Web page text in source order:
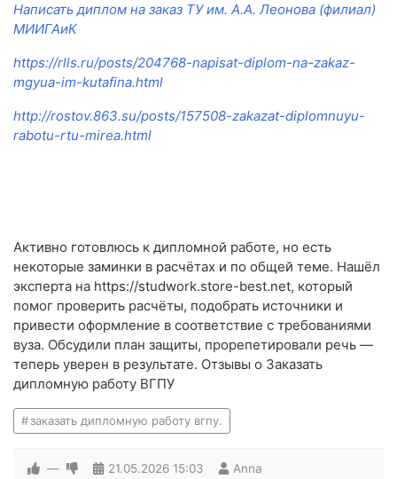
Написать диплом на заказ ТУ им. А.А. Леонова (филиал)
МИИГАиК
https://rlls.ru/posts/204768-napisat-diplom-na-zakaz-
mgyua-im-kutafina.html
http://rostov.863.su/posts/157508-zakazat-diplomnuyu-
rabotu-rtu-mirea.html
Активно готовлюсь к дипломной работе, но есть
некоторые заминки в расчётах и по общей теме. Нашёл
эксперта на https://studwork.store-best.net, который
помог проверить расчёты, подобрать источники и
привести оформление в соответствие с требованиями
вуза. Обсудили план защиты, прорепетировали речь —
теперь уверен в результате. Отзывы о Заказать
дипломную работу ВГПУ
заказать дипломную работу вгпу.
— 21.05.2026 15:03 Anna